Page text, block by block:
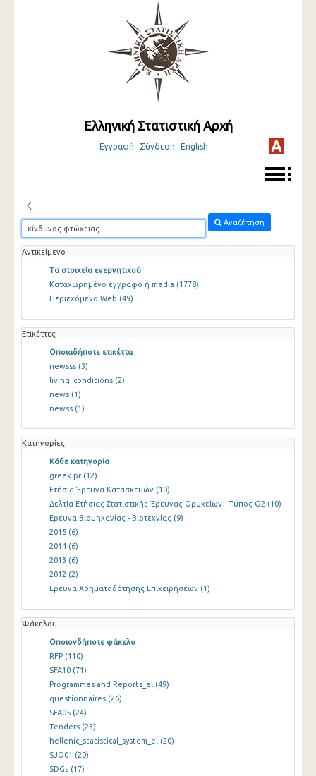
Ελληνική Στατιστική Αρχή
Εγγραφή Σύνδεση English
Αναζήτηση
Αντικείμενο
Τα στοιχεία ενεργητικού
Καταχωρημένο έγγραφο ή media (1778)
Περιεχόμενο Web (49)
Ετικέττες
Οποιαδήποτε ετικέττα
newsss (3)
living_conditions (2)
news (1)
newss (1)
Κατηγορίες
Κάθε κατηγορία
greek pr (12)
Ετήσια Έρευνα Κατασκευών (10)
Δελτία Ετήσιας Στατιστικής Έρευνας Ορυχείων - Τύπος Ο2 (10)
Ερευνα Βιομηχανίας - Βιοτεχνίας (9)
2015 (6)
2014 (6)
2013 (6)
2012 (2)
Ερευνα Χρηματοδότησης Επιχειρήσεων (1)
Φάκελοι
Οποιονδήποτε φάκελο
RFP (110)
SFA10 (71)
Programmes and Reports_el (49)
questionnaires (26)
SFA05 (24)
Tenders (23)
hellenic_statistical_system_el (20)
SJO01 (20)
SDGs (17)